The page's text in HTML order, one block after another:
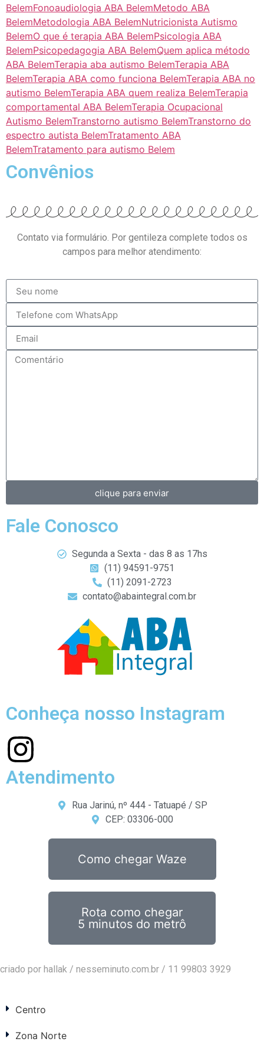
BelemFonoaudiologia ABA BelemMetodo ABA
BelemMetodologia ABA BelemNutricionista Autismo
BelemO que é terapia ABA BelemPsicologia ABA
BelemPsicopedagogia ABA BelemQuem aplica método
ABA BelemTerapia aba autismo BelemTerapia ABA
BelemTerapia ABA como funciona BelemTerapia ABA no
autismo BelemTerapia ABA quem realiza BelemTerapia
comportamental ABA BelemTerapia Ocupacional
Autismo BelemTranstorno autismo BelemTranstorno do
espectro autista BelemTratamento ABA
BelemTratamento para autismo Belem
Convênios
Contato via formulário. Por gentileza complete todos os
campos para melhor atendimento:
clique para enviar
Fale Conosco
Segunda a Sexta - das 8 as 17hs
(11) 94591-9751
(11) 2091-2723
contato@abaintegral.com.br
Conheça nosso Instagram
Atendimento
Rua Jarinú, nº 444 - Tatuapé / SP
CEP: 03306-000
Como chegar Waze
Rota como chegar
5 minutos do metrô
criado por hallak / nesseminuto.com.br / 11 99803 3929
Centro
Zona Norte